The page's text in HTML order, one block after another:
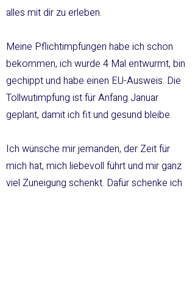
alles mit dir zu erleben.
Meine Pflichtimpfungen habe ich schon
bekommen, ich wurde 4 Mal entwurmt, bin
gechippt und habe einen EU-Ausweis. Die
Tollwutimpfung ist für Anfang Januar
geplant, damit ich fit und gesund bleibe.
Ich wünsche mir jemanden, der Zeit für
mich hat, mich liebevoll führt und mir ganz
viel Zuneigung schenkt. Dafür schenke ich